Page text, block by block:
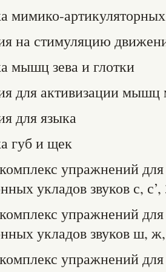
мимико-
на стимуляцию
мышц зева и глотки
для активизации мышц
для языка
губ и щек
упражнений
укладов звуков с,
упражнений
укладов звуков ш,
упражнений